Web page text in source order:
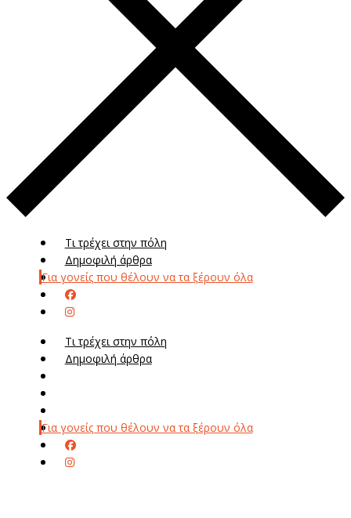
Τι τρέχει στην πόλη
Δημοφιλή άρθρα
Για γονείς που θέλουν να τα ξέρουν όλα
Τι τρέχει στην πόλη
Δημοφιλή άρθρα
Για γονείς που θέλουν να τα ξέρουν όλα